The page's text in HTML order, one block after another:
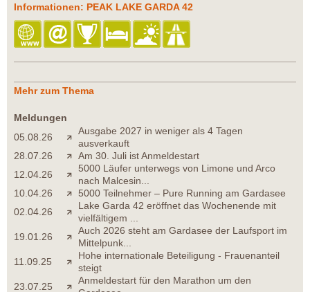
Informationen: PEAK LAKE GARDA 42
Mehr zum Thema
Meldungen
05.08.26
Ausgabe 2027 in weniger als 4 Tagen
ausverkauft
28.07.26
Am 30. Juli ist Anmeldestart
12.04.26
5000 Läufer unterwegs von Limone und Arco
nach Malcesin...
10.04.26
5000 Teilnehmer – Pure Running am Gardasee
02.04.26
Lake Garda 42 eröffnet das Wochenende mit
vielfältigem ...
19.01.26
Auch 2026 steht am Gardasee der Laufsport im
Mittelpunk...
11.09.25
Hohe internationale Beteiligung - Frauenanteil
steigt
23.07.25
Anmeldestart für den Marathon um den